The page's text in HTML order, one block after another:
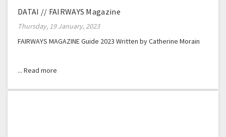
DATAI // FAIRWAYS Magazine
Thursday, 19 January, 2023
FAIRWAYS MAGAZINE Guide 2023 Written by Catherine Morain